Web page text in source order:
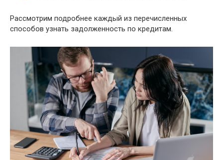
Рассмотрим подробнее каждый из перечисленных
способов узнать задолженность по кредитам.